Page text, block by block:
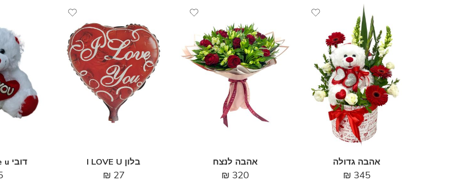
אהבה גדולה
345
₪
אהבה לנצח
320
₪
בלון I LOVE U
27
₪
דובי love u באדום